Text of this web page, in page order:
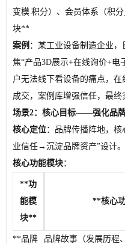
变模
块**
积分）、会员体系（积分
案例 ：某工业设备制造企业
焦“产品3D展示+在线询价+电
户无法线下看设备的痛点，
成交，案例库增强信任，最终
场景2：核心目标——强化品牌
核心定位：品牌传播阵地，
业信任→沉淀品牌资产”设计。
核心功能模块：
**功
能模
块**
**核心
**品牌
品牌故事（发展历程